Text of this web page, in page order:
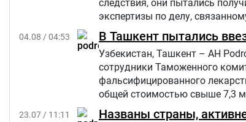
следствия, они пытались
экспертизы по делу,
04.08 / 04:53 В Ташкент пытались
Узбекистан, Ташкент – АН
сотрудники Таможенного
фальсифицированного
общей стоимостью свыше 7,3
23.07 / 11:11 Названы страны,